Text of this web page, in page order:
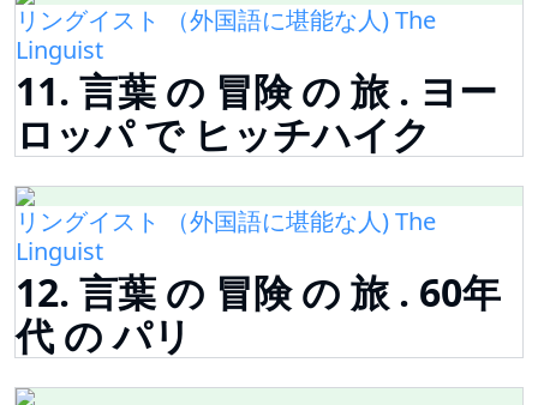
リングイスト （外国語に堪能な人) The
Linguist
11. 言葉 の 冒険 の 旅 . ヨー
ロッパ で ヒッチハイク
リングイスト （外国語に堪能な人) The
Linguist
12. 言葉 の 冒険 の 旅 . 60年
代 の パリ